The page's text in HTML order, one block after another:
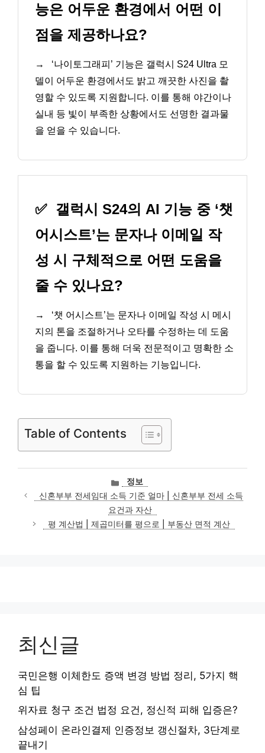
능은 어두운 환경에서 어떤 이
점을 제공하나요?
→
‘나이토그래피’ 기능은 갤럭시 S24 Ultra 모
델이 어두운 환경에서도 밝고 깨끗한 사진을 촬
영할 수 있도록 지원합니다. 이를 통해 야간이나
실내 등 빛이 부족한 상황에서도 선명한 결과물
을 얻을 수 있습니다.
✅ 갤럭시 S24의 AI 기능 중 ‘챗
어시스트’는 문자나 이메일 작
성 시 구체적으로 어떤 도움을
줄 수 있나요?
→
‘챗 어시스트’는 문자나 이메일 작성 시 메시
지의 톤을 조절하거나 오타를 수정하는 데 도움
을 줍니다. 이를 통해 더욱 전문적이고 명확한 소
통을 할 수 있도록 지원하는 기능입니다.
Table of Contents
카
테
고
리
정보
신혼부부 전세임대 소득 기준 얼마 | 신혼부부 전세 소득
요건과 자산
평 계산법 | 제곱미터를 평으로 | 부동산 면적 계산
최신글
국민은행 이체한도 증액 변경 방법 정리, 5가지 핵
심 팁
위자료 청구 조건 법정 요건, 정신적 피해 입증은?
삼성페이 온라인결제 인증정보 갱신절차, 3단계로
끝내기